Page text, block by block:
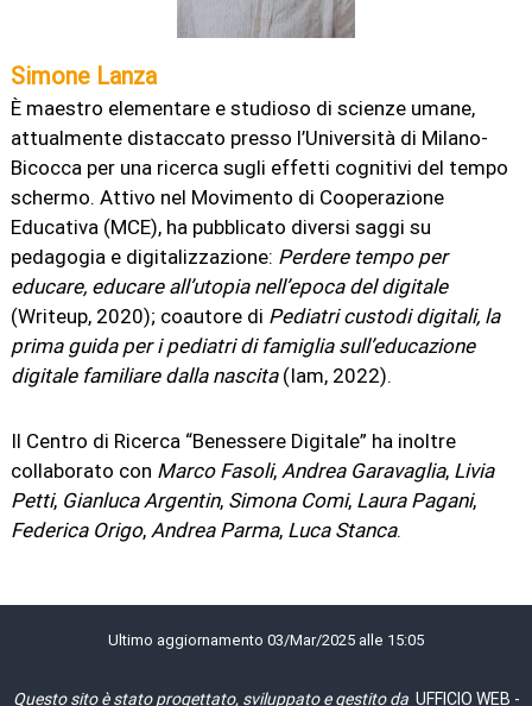
Simone Lanza
È maestro elementare e studioso di scienze umane,
attualmente distaccato presso l’Università di Milano-
Bicocca per una ricerca sugli effetti cognitivi del tempo
schermo. Attivo nel Movimento di Cooperazione
Educativa (MCE), ha pubblicato diversi saggi su
pedagogia e digitalizzazione: Perdere tempo per
educare, educare all’utopia nell’epoca del digitale
(Writeup, 2020); coautore di Pediatri custodi digitali, la
prima guida per i pediatri di famiglia sull’educazione
digitale familiare dalla nascita(Iam, 2022).
Il Centro di Ricerca “Benessere Digitale” ha inoltre
collaborato con Marco Fasoli, Andrea Garavaglia, Livia
Petti, Gianluca Argentin, Simona Comi, Laura Pagani,
Federica Origo, Andrea Parma, Luca Stanca.
Ultimo aggiornamento 03/Mar/2025 alle 15:05
Questo sito è stato progettato, sviluppato e gestito da UFFICIO WEB -